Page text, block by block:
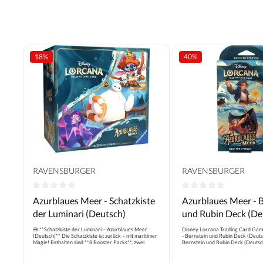
18%
RAVENSBURGER
Durchschnittliche Bewertung von 0 von 5 Sternen
Azurblaues Meer - Schatzkiste
der Luminari (Deutsch)
🧰 **Schatzkiste der Luminari – Azurblaues Meer
(Deutsch)** Die Schatzkiste ist zurück – mit maritimer
Magie! Enthalten sind **8 Booster Packs**, zwei
40%
RAVENSBURGER
Durchschnittliche
Azurblaues Meer -
und Rubin Deck
Disney Lorcana Trading Card
- Bernstein und Rubin Deck
Bernstein und Rubin Deck